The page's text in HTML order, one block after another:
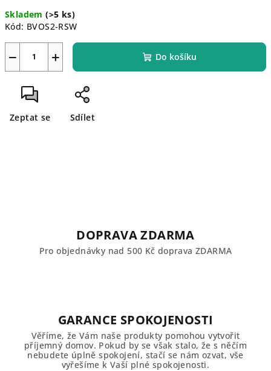
cena:
Skladem(>5 ks)
Kód: BVOS2-RSW
+
− Do košíku
Zeptat se Sdílet
DOPRAVA ZDARMA
Pro objednávky nad 500 Kč doprava ZDARMA
GARANCE SPOKOJENOSTI
Věříme, že Vám naše produkty pomohou vytvořit
příjemný domov. Pokud by se však stalo, že s něčím
nebudete úplně spokojení, stačí se nám ozvat, vše
vyřešíme k Vaší plné spokojenosti.